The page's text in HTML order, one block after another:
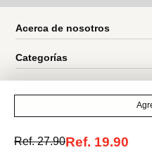
Ref.27.90Ref. 19.90
Entérate de todo lo